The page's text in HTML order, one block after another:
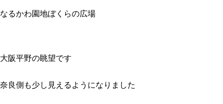
なるかわ園地ぼくらの広場
大阪平野の眺望です
奈良側も少し見えるようになりました